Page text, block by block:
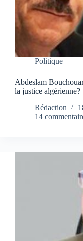
Politique
Abdeslam
la justice algérienne?
Rédaction
14